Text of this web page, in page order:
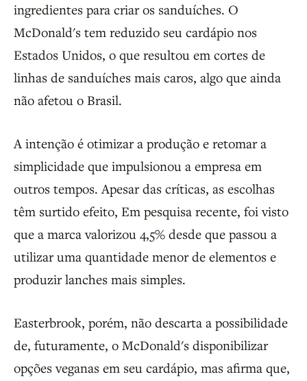
ingredientes para criar os sanduíches. O
McDonald's tem reduzido seu cardápio nos
Estados Unidos, o que resultou em cortes de
linhas de sanduíches mais caros, algo que ainda
não afetou o Brasil.
A intenção é otimizar a produção e retomar a
simplicidade que impulsionou a empresa em
outros tempos. Apesar das críticas, as escolhas
têm surtido efeito, Em pesquisa recente, foi visto
que a marca valorizou 4,5% desde que passou a
utilizar uma quantidade menor de elementos e
produzir lanches mais simples.
Easterbrook, porém, não descarta a possibilidade
de, futuramente, o McDonald's disponibilizar
opções veganas em seu cardápio, mas afirma que,